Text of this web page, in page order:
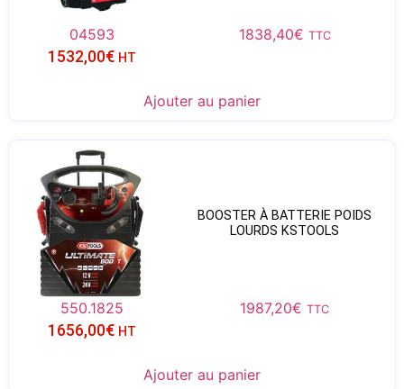
04593 1838,40€ TTC
1532,00€ HT
Ajouter au panier
BOOSTER À BATTERIE POIDS
LOURDS KSTOOLS
550.1825 1987,20€ TTC
1656,00€ HT
Ajouter au panier